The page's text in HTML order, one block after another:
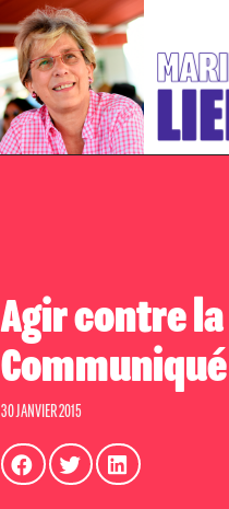
Agir contre
30 JANVIER 2015